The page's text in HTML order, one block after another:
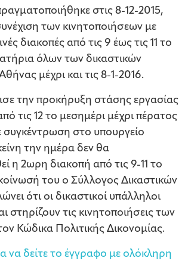
στις 8-12-2015,
των κινητοποιήσεων με
διακοπές από τις 9 έως τις 11 το
όλων των δικαστικών
μέχρι και τις 8-1-2016.
την προκήρυξη στάσης εργασίας
τις 12 το μεσημέρι μέχρι πέρατος
στο υπουργείο
την ημέρα δεν θα
η 2ωρη διακοπή από τις 9-11 το
του ο Σύλλογος Δικαστικών
ότι οι δικαστικοί υπάλληλοι
στηρίζουν τις κινητοποιήσεις των
Κώδικα Πολιτικής Δικονομίας.
να δείτε το έγγραφο με ολόκληρη